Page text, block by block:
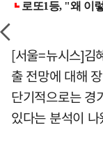
[서울=뉴시스]김
출 전망에 대해
단기적으로는 경
있다는 분석이 나